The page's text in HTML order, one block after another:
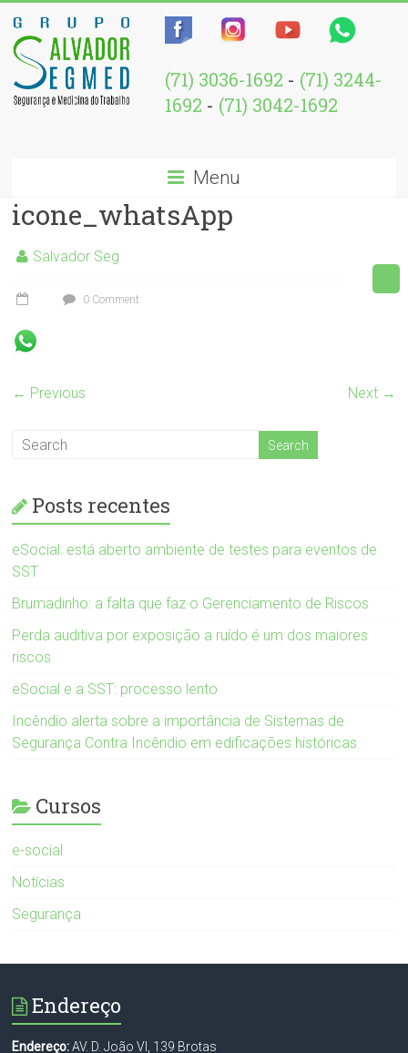
(71) 3036-1692 - (71) 3244-
1692 - (71) 3042-1692
Menu
icone_whatsApp
Salvador Seg
0 Comment
← Previous Next →
Posts recentes
eSocial: está aberto ambiente de testes para eventos de
SST
Brumadinho: a falta que faz o Gerenciamento de Riscos
Perda auditiva por exposição a ruído é um dos maiores
riscos
eSocial e a SST: processo lento
Incêndio alerta sobre a importância de Sistemas de
Segurança Contra Incêndio em edificações históricas
Cursos
e-social
Notícias
Segurança
Endereço
Endereço:AV. D. João VI, 139 Brotas